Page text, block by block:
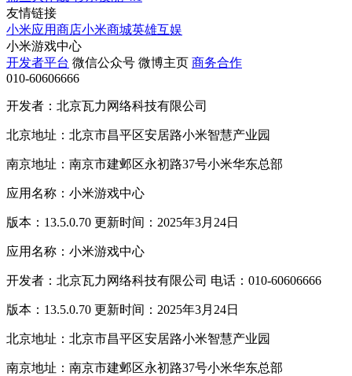
友情链接
小米应用商店小米商城英雄互娱
小米游戏中心
开发者平台 微信公众号 微博主页 商务合作
010-60606666
开发者：北京瓦力网络科技有限公司
北京地址：北京市昌平区安居路小米智慧产业园
南京地址：南京市建邺区永初路37号小米华东总部
应用名称：小米游戏中心
版本：13.5.0.70 更新时间：2025年3月24日
应用名称：小米游戏中心
开发者：北京瓦力网络科技有限公司 电话：010-60606666
版本：13.5.0.70 更新时间：2025年3月24日
北京地址：北京市昌平区安居路小米智慧产业园
南京地址：南京市建邺区永初路37号小米华东总部